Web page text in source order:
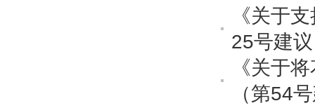
《关于
25号建
《关于
（第54